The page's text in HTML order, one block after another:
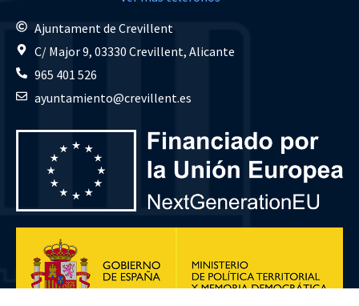
Ajuntament de Crevillent
C/ Major 9, 03330 Crevillent, Alicante
965 401 526
ayuntamiento@crevillent.es